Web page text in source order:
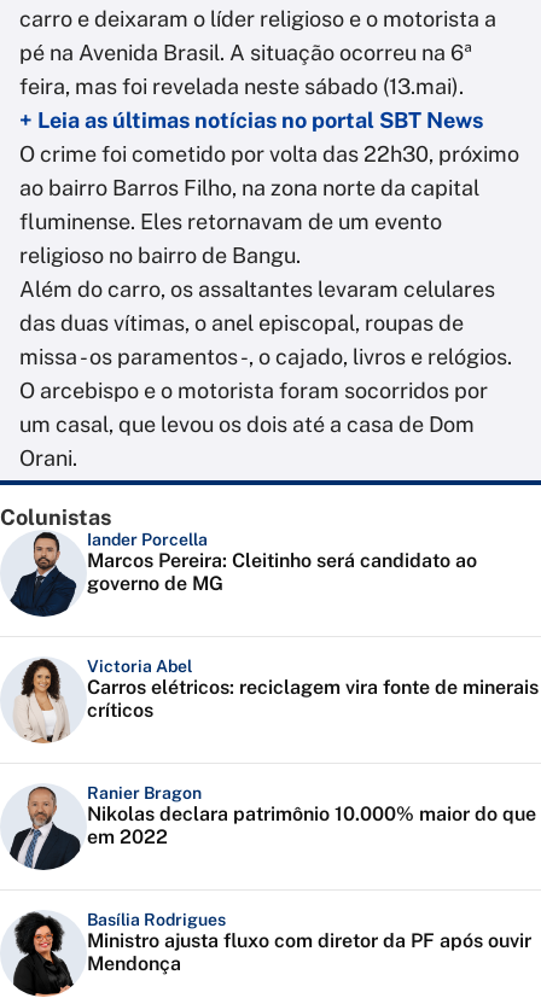
carro e deixaram o líder religioso e o motorista a
pé na Avenida Brasil. A situação ocorreu na 6ª
feira, mas foi revelada neste sábado (13.mai).
+ Leia as últimas notícias no portal SBT News
O crime foi cometido por volta das 22h30, próximo
ao bairro Barros Filho, na zona norte da capital
fluminense. Eles retornavam de um evento
religioso no bairro de Bangu.
Além do carro, os assaltantes levaram celulares
das duas vítimas, o anel episcopal, roupas de
missa - os paramentos -, o cajado, livros e relógios.
O arcebispo e o motorista foram socorridos por
um casal, que levou os dois até a casa de Dom
Orani.
Colunistas
Iander Porcella
Marcos Pereira: Cleitinho será candidato ao
governo de MG
Victoria Abel
Carros elétricos: reciclagem vira fonte de minerais
críticos
Ranier Bragon
Nikolas declara patrimônio 10.000% maior do que
em 2022
Basília Rodrigues
Ministro ajusta fluxo com diretor da PF após ouvir
Mendonça